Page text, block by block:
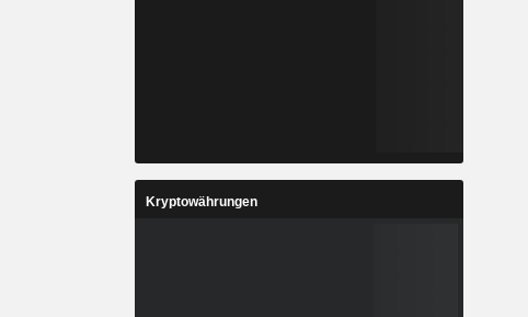
Kryptowährungen